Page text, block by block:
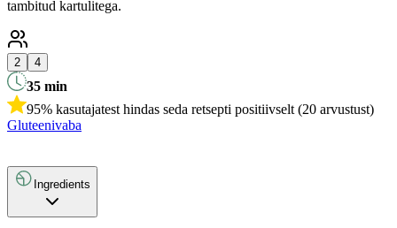
tambitud kartulitega.
2 4
35 min
95% kasutajatest hindas seda retsepti positiivselt (20 arvustust)
Gluteenivaba
Ingredients